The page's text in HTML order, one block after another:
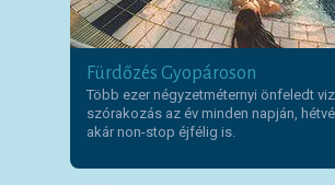
Fürdőzés Gyopároson
Több ezer négyzetméternyi önfeledt
szórakozás az év minden napján,
akár non-stop éjfélig is.